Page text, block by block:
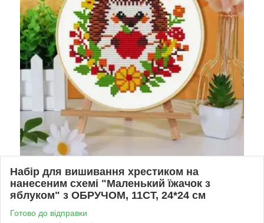
Набір для вишивання хрестиком на
нанесеним схемі "Маленький їжачок з
яблуком" з ОБРУЧОМ, 11СT, 24*24 см
Готово до відправки